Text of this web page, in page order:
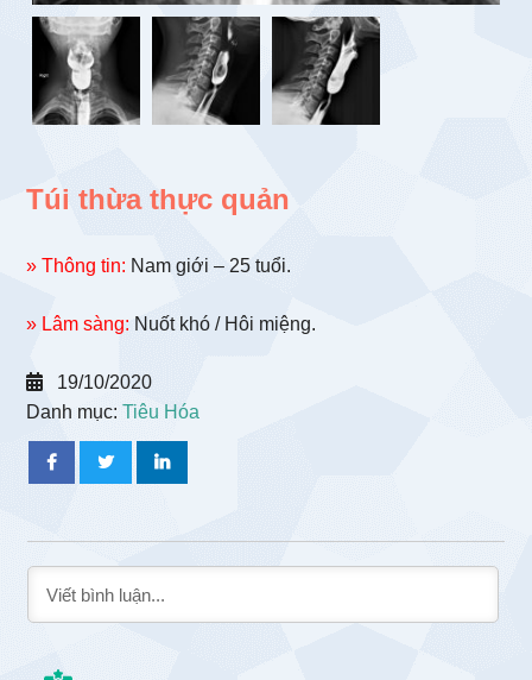
Túi thừa thực quản
» Thông tin: Nam giới – 25 tuổi.
» Lâm sàng: Nuốt khó / Hôi miệng.
19/10/2020
Danh mục:Tiêu Hóa